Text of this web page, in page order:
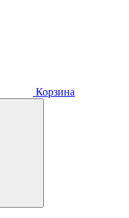
Корзина